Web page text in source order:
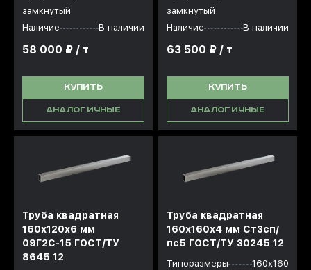
замкнутый
Наличие
В наличии
58 000 ₽ / т
КУПИТЬ
АНАЛОГИЧНЫЕ
замкнутый
Наличие
В наличии
63 500 ₽ / т
КУПИТЬ
АНАЛОГИЧНЫЕ
Труба квадратная
160х120x6 мм
09Г2С-15 ГОСТ/ТУ
8645 12
Труба квадратная
160х160x4 мм Ст3сп/
пс5 ГОСТ/ТУ 30245 12
Типоразмеры 160х160